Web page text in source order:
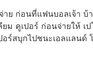
ย ก่อนที่แฟนบอลเจ้า บ้
ม คูเปอร์ ก่อนจ่ายให้ เป
อร์สบุกไปชนะเอลแลนด์